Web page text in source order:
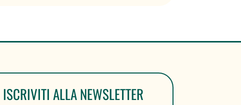
ISCRIVITI ALLA NEWSLETTER